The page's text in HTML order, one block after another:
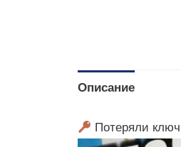
Описание
Потеряли